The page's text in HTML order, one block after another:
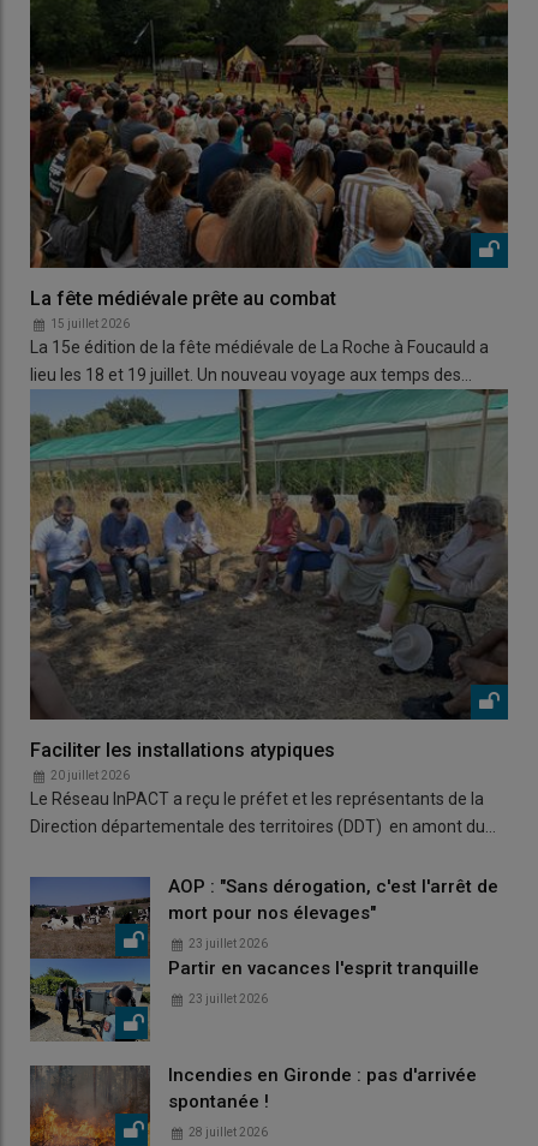
La fête médiévale prête au combat
15 juillet 2026
La 15e édition de la fête médiévale de La Roche à Foucauld a
lieu les 18 et 19 juillet. Un nouveau voyage aux temps des…
Faciliter les installations atypiques
20 juillet 2026
Le Réseau InPACT a reçu le préfet et les représentants de la
Direction départementale des territoires (DDT) en amont du…
AOP : "Sans dérogation, c'est l'arrêt de
mort pour nos élevages"
23 juillet 2026
Partir en vacances l'esprit tranquille
23 juillet 2026
Incendies en Gironde : pas d'arrivée
spontanée !
28 juillet 2026